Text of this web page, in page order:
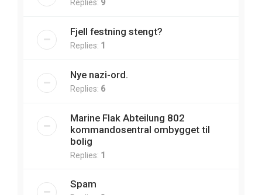
Replies: 9
Fjell festning stengt?
Replies: 1
Nye nazi-ord.
Replies: 6
Marine Flak Abteilung 802
kommandosentral ombygget til
bolig
Replies: 1
Spam